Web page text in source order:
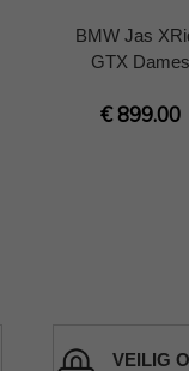
BMW Jas
GTX Dames
€ 899.00
VEILIG